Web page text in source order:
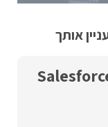
אותך